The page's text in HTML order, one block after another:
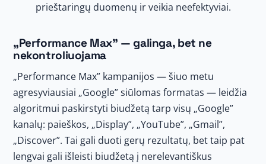
prieštaringų duomenų ir veikia neefektyviai.
„Performance Max” — galinga, bet ne
nekontroliuojama
„Performance Max” kampanijos — šiuo metu
agresyviausiai „Google” siūlomas formatas — leidžia
algoritmui paskirstyti biudžetą tarp visų „Google”
kanalų: paieškos, „Display”, „YouTube”, „Gmail”,
„Discover”. Tai gali duoti gerų rezultatų, bet taip pat
lengvai gali išleisti biudžetą į nerelevantiškus